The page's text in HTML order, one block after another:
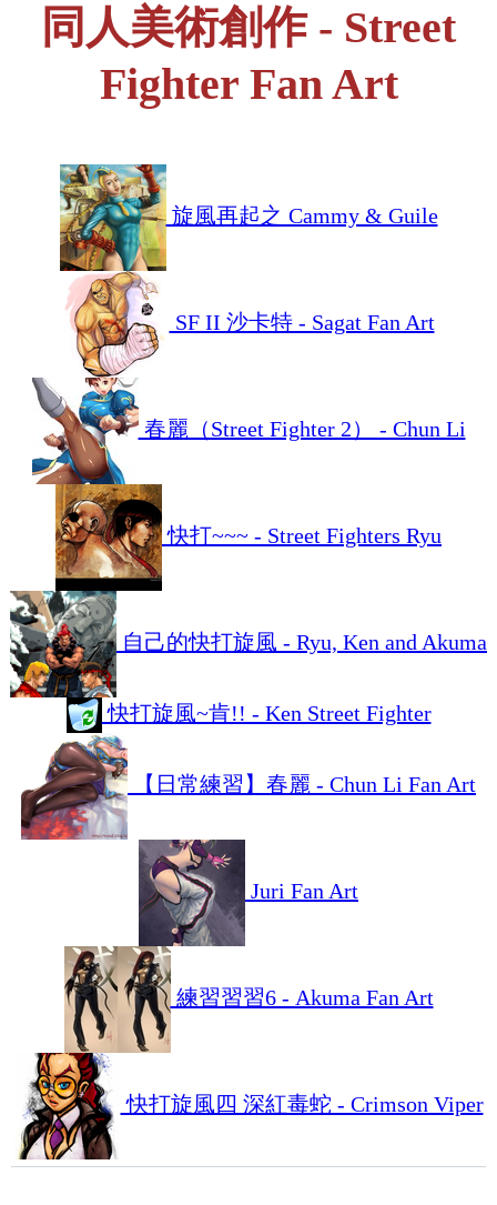
同人美術創作 - Street
Fighter Fan Art
旋風再起之 Cammy & Guile
SF II 沙卡特 - Sagat Fan Art
春麗（Street Fighter 2） - Chun Li
快打~~~ - Street Fighters Ryu
自己的快打旋風 - Ryu, Ken and Akuma
快打旋風~肯!! - Ken Street Fighter
【日常練習】春麗 - Chun Li Fan Art
Juri Fan Art
練習習習6 - Akuma Fan Art
快打旋風四 深紅毒蛇 - Crimson Viper